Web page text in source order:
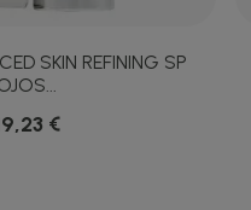
SKIN REFINING SP
€